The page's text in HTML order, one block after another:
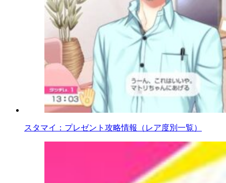
スタマイ：プレゼント攻略情報（レア度別一覧）